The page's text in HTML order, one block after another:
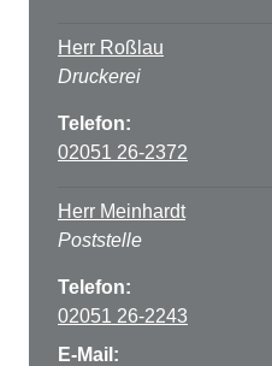
Herr Roßlau
Druckerei
Telefon:
02051 26-2372
Herr Meinhardt
Poststelle
Telefon:
02051 26-2243
E-Mail: